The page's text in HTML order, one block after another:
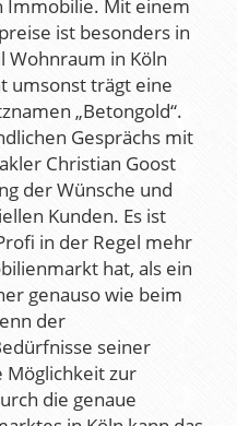
Immobilie. Mit einem
ist besonders in
Wohnraum in Köln
umsonst trägt eine
„Betongold“.
Gesprächs mit
Christian Goost
der Wünsche und
Kunden. Es ist
in der Regel mehr
hat, als ein
genauso wie beim
der
seiner
Möglichkeit zur
die genaue